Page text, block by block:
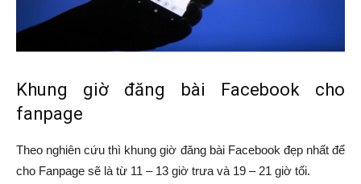
Khung giờ đăng bài Facebook cho
fanpage
Theo nghiên cứu thì khung giờ đăng bài Facebook đẹp nhất để
cho Fanpage sẽ là từ 11 – 13 giờ trưa và 19 – 21 giờ tối.